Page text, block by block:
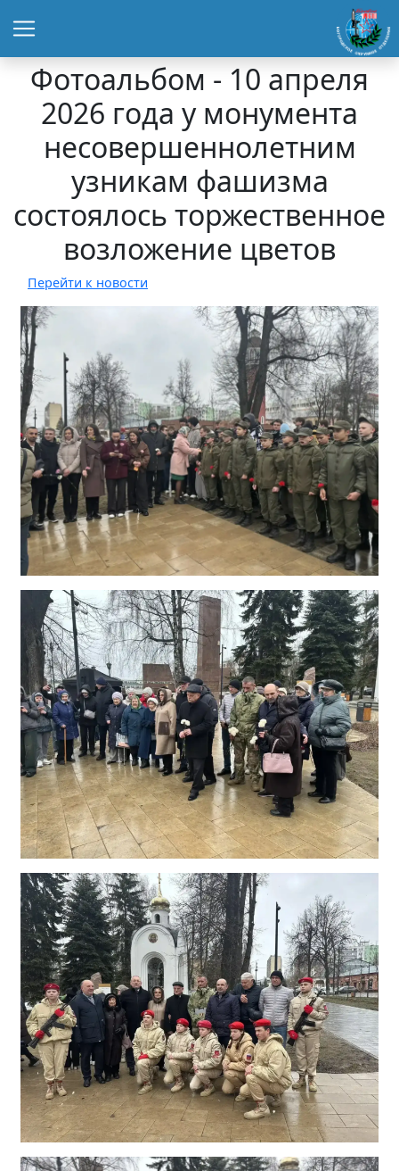
Фотоальбом - 10 апреля
2026 года у монумента
несовершеннолетним
узникам фашизма
состоялось торжественное
возложение цветов
Перейти к новости